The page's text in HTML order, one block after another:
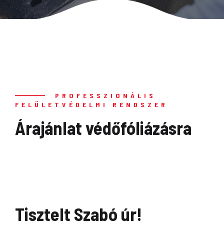
PROFESSZIONÁLIS
FELÜLETVÉDELMI RENDSZER
Árajánlat védőfóliázásra
Tisztelt Szabó úr!